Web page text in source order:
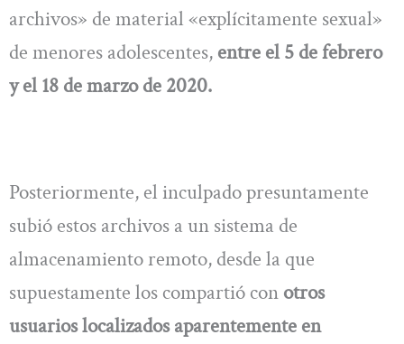
archivos» de material «explícitamente sexual»
de menores adolescentes, entre el 5 de febrero
y el 18 de marzo de 2020.
Posteriormente, el inculpado presuntamente
subió estos archivos a un sistema de
almacenamiento remoto, desde la que
supuestamente los compartió con otros
usuarios localizados aparentemente en